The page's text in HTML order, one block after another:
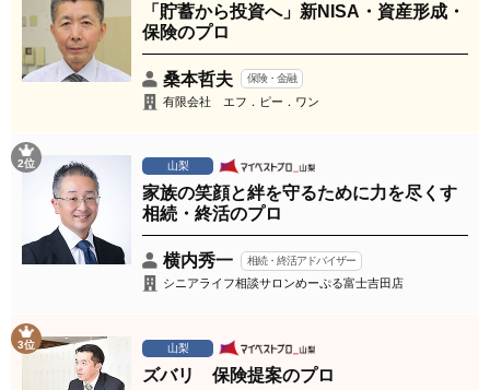
「貯蓄から投資へ」新NISA・資産形成・
保険のプロ
桑本哲夫 保険・金融
有限会社 エフ．ピー．ワン
2位 山梨
家族の笑顔と絆を守るために力を尽くす
相続・終活のプロ
横内秀一 相続・終活アドバイザー
シニアライフ相談サロンめーぷる富士吉田店
3位 山梨
ズバリ 保険提案のプロ